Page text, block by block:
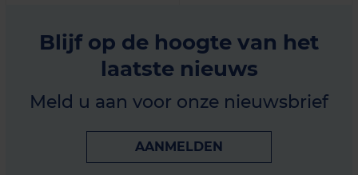
Blijf op de hoogte van het
laatste nieuws
Meld u aan voor onze nieuwsbrief
AANMELDEN